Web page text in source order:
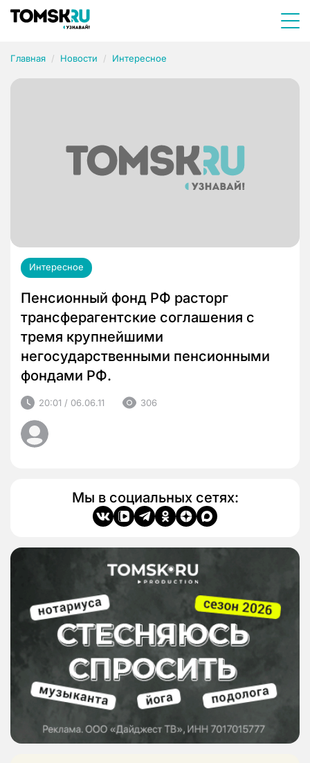
Главная Новости Интересное
Интересное
Пенсионный фонд РФ расторг
трансферагентские соглашения с
тремя крупнейшими
негосударственными пенсионными
фондами РФ.
20:01 / 06.06.11 306
Мы в социальных сетях: